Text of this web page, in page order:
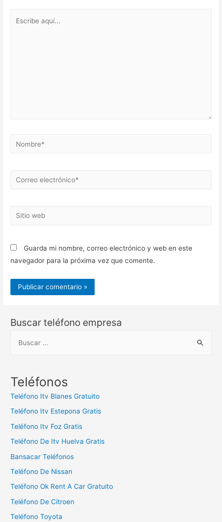
Nombre*
Correo
Sitio
Guarda mi nombre, correo electrónico y web en este
navegador para la próxima vez que comente.
Buscar teléfono empresa
c
Teléfonos
Teléfono Itv Blanes Gratuito
Teléfono Itv Estepona Gratis
Teléfono Itv Foz Gratis
Teléfono De Itv Huelva Gratis
Bansacar Teléfonos
Teléfono De Nissan
Teléfono Ok Rent A Car Gratuito
Teléfono De Citroen
Teléfono Toyota